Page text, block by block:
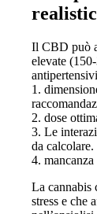
Il CBD può
elevate
1.
2. dose
3. Le
da calcolare.
4.
La cannabis
stress e che